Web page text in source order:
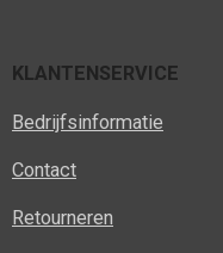
KLANTENSERVICE
Bedrijfsinformatie
Contact
Retourneren